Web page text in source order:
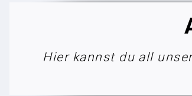
Hier kannst du all